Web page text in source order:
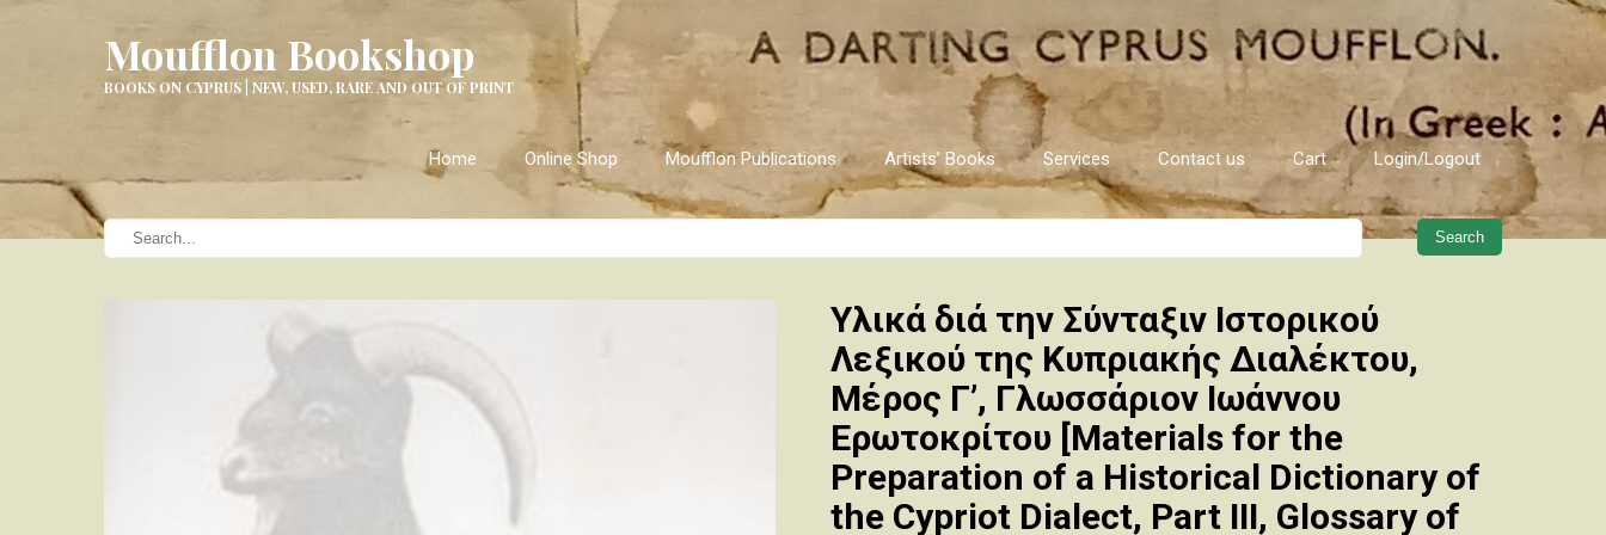
Moufflon Bookshop
BOOKS ON CYPRUS | NEW, USED, RARE AND OUT OF PRINT
Home Online Shop Moufflon Publications Artists’ Books Services Contact us Cart Login/Logout
When autocomplete results
Υλικά διά την Σύνταξιν Ιστορικού
Λεξικού της Κυπριακής Διαλέκτου,
Μέρος Γ’, Γλωσσάριον Ιωάννου
Ερωτοκρίτου [Materials for the
Preparation of a Historical Dictionary of
the Cypriot Dialect, Part III, Glossary of